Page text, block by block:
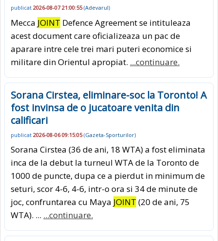
publicat 2026-08-07 21:00:55(Adevarul)
Mecca JOINT Defence Agreement se intituleaza
acest document care oficializeaza un pac de
aparare intre cele trei mari puteri economice si
militare din Orientul apropiat. ...continuare.
Sorana Cirstea, eliminare-soc la Toronto! A
fost invinsa de o jucatoare venita din
calificari
publicat 2026-08-06 09:15:05(Gazeta-Sporturilor)
Sorana Cirstea (36 de ani, 18 WTA) a fost eliminata
inca de la debut la turneul WTA de la Toronto de
1000 de puncte, dupa ce a pierdut in minimum de
seturi, scor 4-6, 4-6, intr-o ora si 34 de minute de
joc, confruntarea cu Maya JOINT (20 de ani, 75
WTA). ... ...continuare.